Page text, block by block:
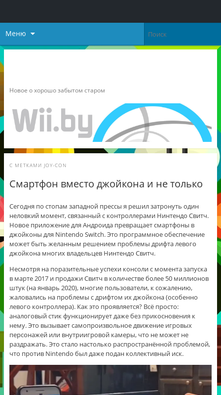
Меню
Новое о хорошо забытом старом
С МЕТКАМИ JOY-CON
Смартфон вместо джойкона и не только
Сегодня по стопам западной прессы я решил затронуть один
неловкий момент, связанный с контроллерами Нинтендо Свитч.
Новое приложение для Андроида превращает смартфоны в
джойконы для Nintendo Switch. Это программное обеспечение
может быть желанным решением проблемы дрифта левого
джойкона многих владельцев Нинтендо Свитч.
Несмотря на поразительные успехи консоли с момента запуска
в марте 2017 и продажи Свитч в количестве более 50 миллионов
штук (на январь 2020), многие пользователи, к сожалению,
жаловались на проблемы с дрифтом их джойкона (особенно
левого контроллера). Как это проявляется? Всё просто:
аналоговый стик функционирует даже без прикосновения к
нему. Это вызывает самопроизвольное движение игровых
персонажей или внутриигровой камеры, что не может не
раздражать. Это стало настолько распространённой проблемой,
что против Nintendo был даже подан коллективный иск.